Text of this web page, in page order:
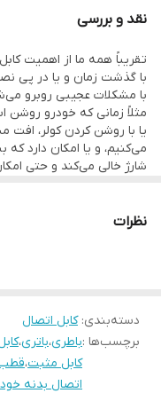
افزایش طول عمر باطری و
...
نحوه نصب:
یک سر سیم به سر منفی
میگردد
بدنه نصب گردد به این
نقد و بررسی
تقریباً همه ما از اهمیت
با گذشت زمان و یا در پی
با مشکلات عجیبی روبرو
مثلاً زمانی که خودرو روشن
یا با روشن کردن کولر،
می‌کنیم، و یا امکان دارد
شارژ خالی می‌کند و حتی
می‌کنید این است که ماشین
ضعیف شده باشد، خود کابل
نظرات
دسته‌بندی:کابل اتصال
برچسب‌ها :باطری،باتری،
کابل مثبت،
اتصال بدنه